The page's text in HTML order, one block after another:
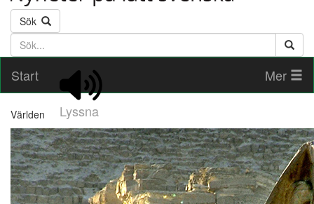
Sök
Söktext
Start
Lyssna
Mer
Världen